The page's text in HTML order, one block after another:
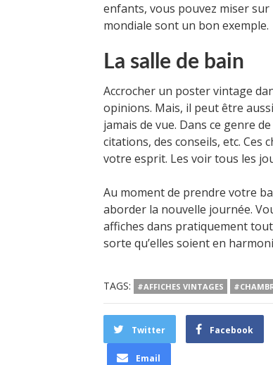
enfants, vous pouvez miser
mondiale sont un bon exemple.
La salle de bain
Accrocher un poster vintage
opinions. Mais, il peut être
jamais de vue. Dans ce genre
citations, des conseils, etc. Ces
votre esprit. Les voir tous les
Au moment de prendre votre
aborder la nouvelle journée.
affiches dans pratiquement
sorte qu’elles soient en
TAGS: #AFFICHES VINTAGES
Twitter Facebook
Email